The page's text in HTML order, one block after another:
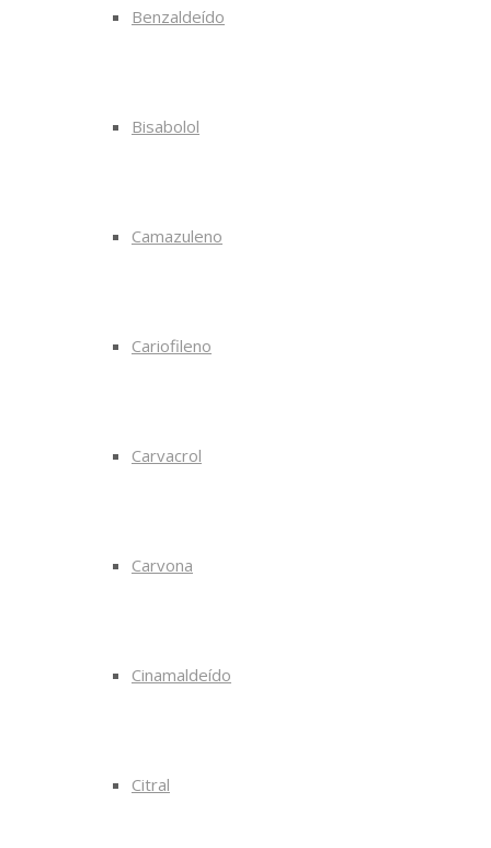
Benzaldeído
Bisabolol
Camazuleno
Cariofileno
Carvacrol
Carvona
Cinamaldeído
Citral